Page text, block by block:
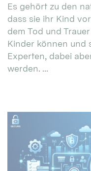
Es gehört zu den
dass sie ihr Kind
dem Tod und
Kinder können und
Experten, dabei
werden. ...